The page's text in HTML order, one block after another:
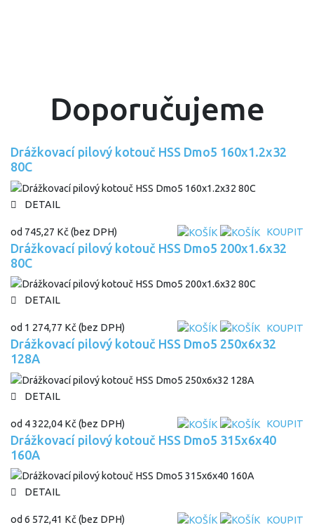
Doporučujeme
Drážkovací pilový kotouč HSS Dmo5 160x1.2x32
80C
DETAIL
od 745,27 Kč (bez DPH) KOUPIT
Drážkovací pilový kotouč HSS Dmo5 200x1.6x32
80C
DETAIL
od 1 274,77 Kč(bez DPH) KOUPIT
Drážkovací pilový kotouč HSS Dmo5 250x6x32
128A
DETAIL
od 4 322,04 Kč (bez DPH) KOUPIT
Drážkovací pilový kotouč HSS Dmo5 315x6x40
160A
DETAIL
od 6 572,41 Kč(bez DPH) KOUPIT